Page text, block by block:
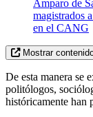
Amparo de
magistrados
en el CANG
Mostrar
De esta manera se
politólogos,
históricamente han